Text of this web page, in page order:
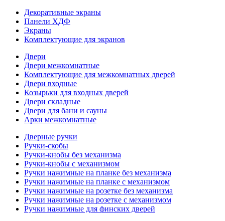
Декоративные экраны
Панели ХДФ
Экраны
Комплектующие для экранов
Двери
Двери межкомнатные
Комплектующие для межкомнатных дверей
Двери входные
Козырьки для входных дверей
Двери складные
Двери для бани и сауны
Арки межкомнатные
Дверные ручки
Ручки-скобы
Ручки-кнобы без механизма
Ручки-кнобы с механизмом
Ручки нажимные на планке без механизма
Ручки нажимные на планке с механизмом
Ручки нажимные на розетке без механизма
Ручки нажимные на розетке с механизмом
Ручки нажимные для финских дверей